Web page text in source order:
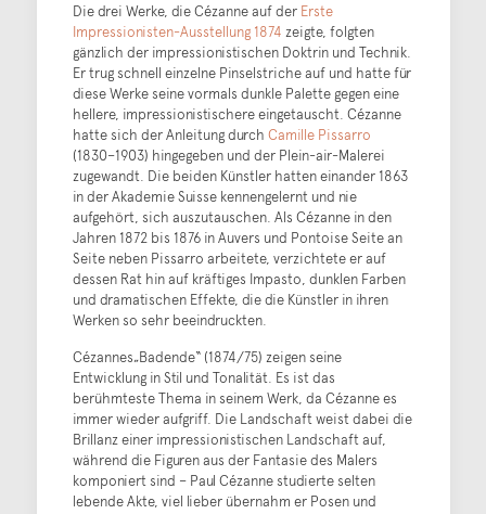
Die drei Werke, die Cézanne auf der Erste
Impressionisten-Ausstellung 1874 zeigte, folgten
gänzlich der impressionistischen Doktrin und Technik.
Er trug schnell einzelne Pinselstriche auf und hatte für
diese Werke seine vormals dunkle Palette gegen eine
hellere, impressionistischere eingetauscht. Cézanne
hatte sich der Anleitung durch Camille Pissarro
(1830–1903) hingegeben und der Plein-air-Malerei
zugewandt. Die beiden Künstler hatten einander 1863
in der Akademie Suisse kennengelernt und nie
aufgehört, sich auszutauschen. Als Cézanne in den
Jahren 1872 bis 1876 in Auvers und Pontoise Seite an
Seite neben Pissarro arbeitete, verzichtete er auf
dessen Rat hin auf kräftiges Impasto, dunklen Farben
und dramatischen Effekte, die die Künstler in ihren
Werken so sehr beeindruckten.
Cézannes„Badende“ (1874/75) zeigen seine
Entwicklung in Stil und Tonalität. Es ist das
berühmteste Thema in seinem Werk, da Cézanne es
immer wieder aufgriff. Die Landschaft weist dabei die
Brillanz einer impressionistischen Landschaft auf,
während die Figuren aus der Fantasie des Malers
komponiert sind – Paul Cézanne studierte selten
lebende Akte, viel lieber übernahm er Posen und